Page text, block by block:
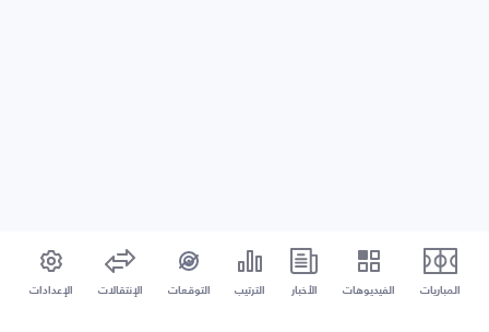
المباريات الفيديوهات الأخبار الترتيب التوقعات الإنتقالات الإعدادات